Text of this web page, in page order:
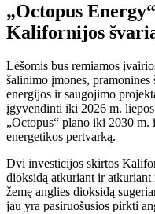
„Octopus
Kalifornijos
Lėšomis bus remiamos
šalinimo įmones, pramonines
energijos ir saugojimo
įgyvendinti iki 2026 m.
„Octopus“ plano iki 2030
energetikos pertvarką.
Dvi investicijos skirtos
dioksidą atkuriant ir atkuriant
žemę anglies dioksidą
jau yra pasiruošusios pirkti